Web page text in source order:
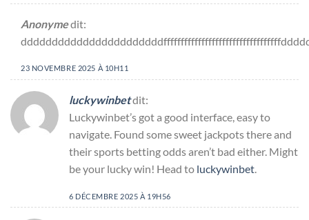
Anonymedit:
23 NOVEMBRE 2025 À 10H11
luckywinbetdit:
Luckywinbet’s got a good interface, easy to
navigate. Found some sweet jackpots there and
their sports betting odds aren’t bad either. Might
be your lucky win! Head to luckywinbet.
6 DÉCEMBRE 2025 À 19H56